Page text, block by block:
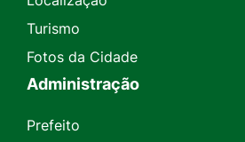
Turismo
Fotos da Cidade
Administração
Prefeito